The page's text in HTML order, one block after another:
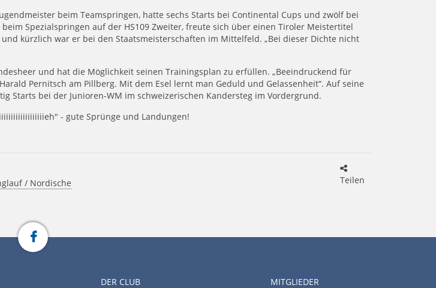
beim Teamspringen, hatte sechs Starts bei Continental Cups und zwölf bei
beim Spezialspringen auf der HS109 Zweiter, freute sich über einen Tiroler Meistertitel
kürzlich war er bei den Staatsmeisterschaften im Mittelfeld. „Bei dieser Dichte nicht
und hat die Möglichkeit seinen Trainingsplan zu erfüllen. „Beeindruckend für
Pernitsch am Pillberg. Mit dem Esel lernt man Geduld und Gelassenheit“. Auf seine
Starts bei der Junioren-WM im schweizerischen Kandersteg im Vordergrund.
- gute Sprünge und Landungen!
/ Nordische
Teilen
DER CLUB MITGLIEDER